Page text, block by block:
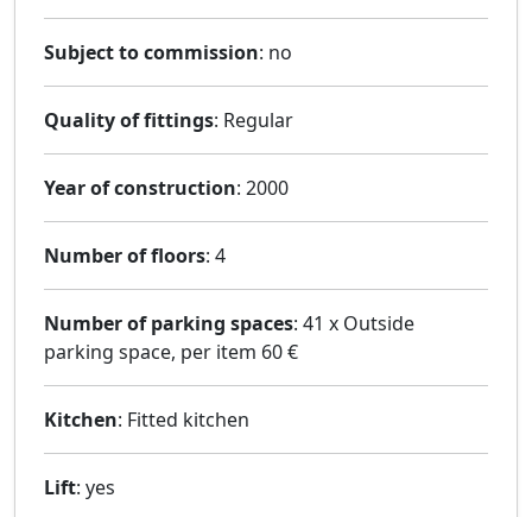
Subject to commission: no
Quality of fittings: Regular
Year of construction: 2000
Number of floors: 4
Number of parking spaces: 41 x Outside
parking space, per item 60 €
Kitchen: Fitted kitchen
Lift: yes